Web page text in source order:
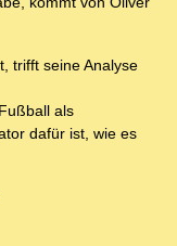
trifft seine Analyse
als
dafür ist, wie es